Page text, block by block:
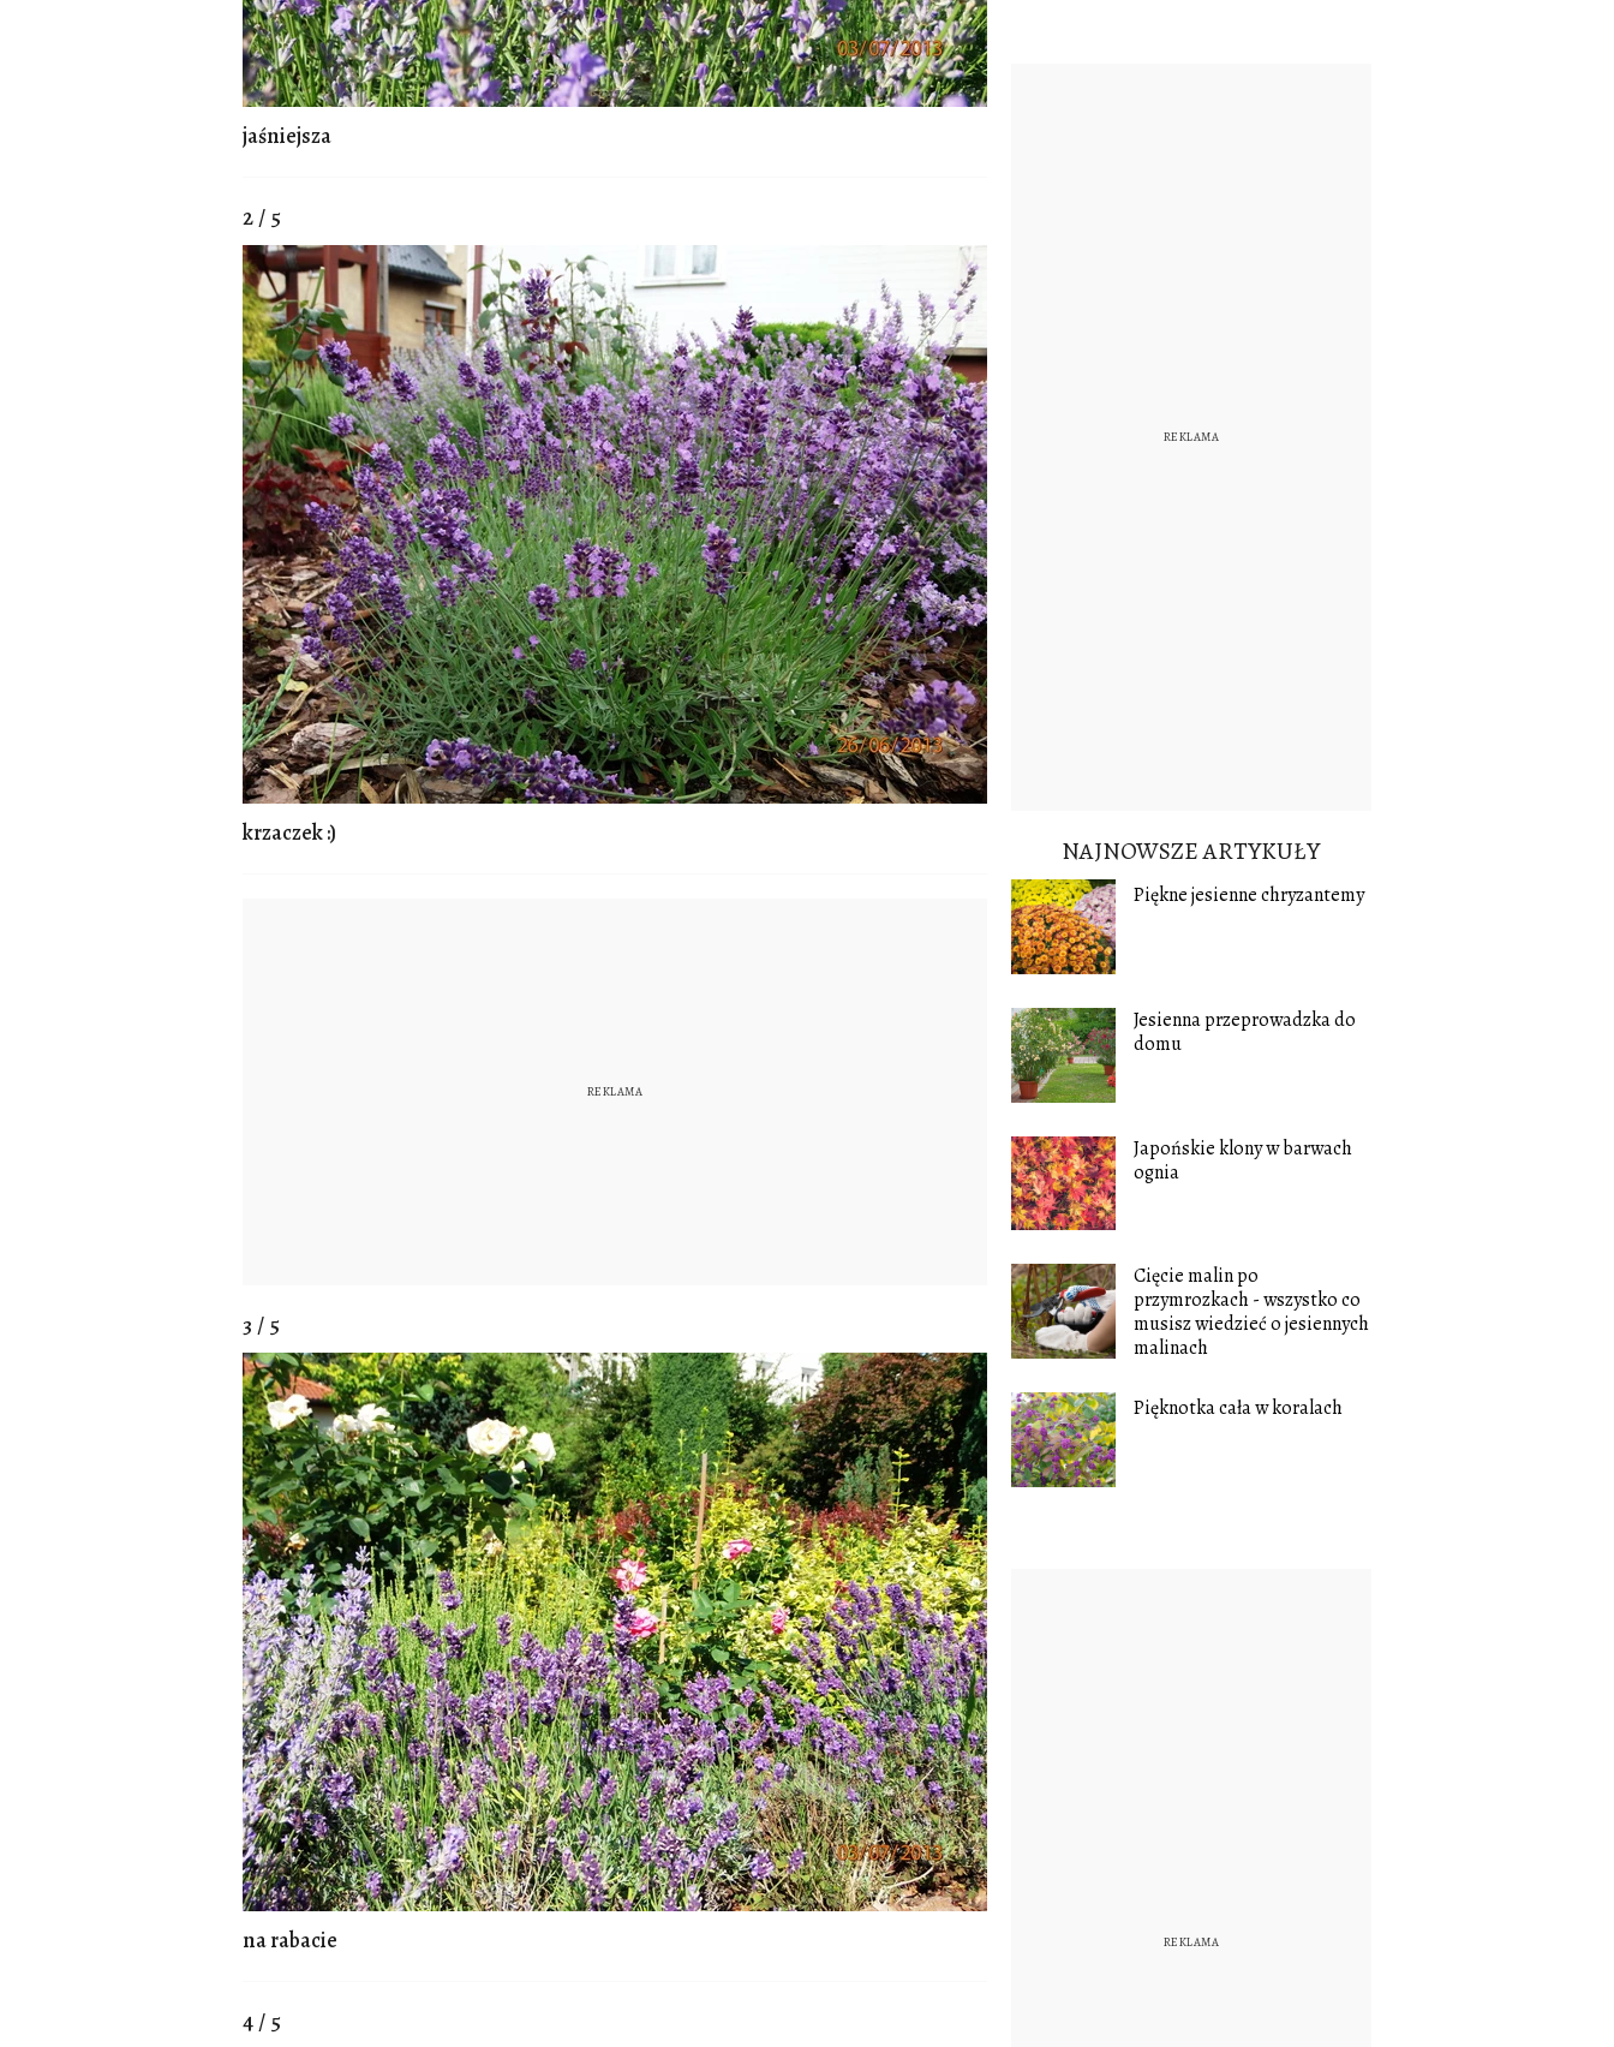
jaśniejsza
2 / 5
krzaczek :)
3 / 5
na rabacie
4 / 5
NAJNOWSZE ARTYKUŁY
Piękne jesienne chryzantemy
Jesienna przeprowadzka do
domu
Japońskie klony w barwach
ognia
Cięcie malin po
przymrozkach - wszystko co
musisz wiedzieć o jesiennych
malinach
Pięknotka cała w koralach